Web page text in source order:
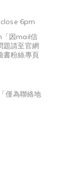
6pm
「因mail信
題請至官網
書粉絲專頁
僅為聯絡地